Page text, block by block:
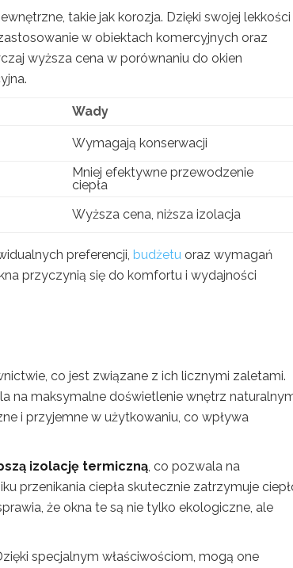
takie jak korozja. Dzięki swojej lekkości
w obiektach komercyjnych oraz
wyższa cena w porównaniu do okien
Wady
Wymagają konserwacji
Mniej efektywne przewodzenie
ciepła
Wyższa cena, niższa izolacja
preferencji, budżetu oraz wymagań
przyczynią się do komfortu i wydajności
co jest związane z ich licznymi zaletami.
na maksymalne doświetlenie wnętrz
i przyjemne w użytkowaniu, co wpływa
izolację termiczną , co pozwala na
przenikania ciepła skutecznie zatrzymuje
że okna te są nie tylko ekologiczne, ale
specjalnym właściwościom, mogą one